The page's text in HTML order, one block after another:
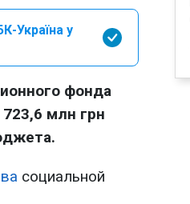
Україна у
фонда
млн грн
социальной